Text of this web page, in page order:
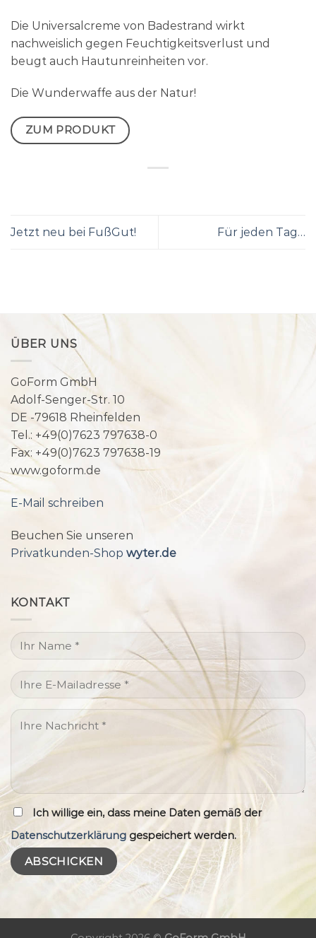
Die Universalcreme von Badestrand wirkt
nachweislich gegen Feuchtigkeitsverlust und
beugt auch Hautunreinheiten vor.
Die Wunderwaffe aus der Natur!
ZUM PRODUKT
Jetzt neu bei FußGut! Für jeden Tag…
ÜBER UNS
GoForm GmbH
Adolf-Senger-Str. 10
DE -79618 Rheinfelden
Tel.: +49(0)7623 797638-0
Fax: +49(0)7623 797638-19
www.goform.de
E-Mail schreiben
Beuchen Sie unseren
Privatkunden-Shop wyter.de
KONTAKT
Ich willige ein, dass meine Daten gemäß der
Datenschutzerklärung gespeichert werden.